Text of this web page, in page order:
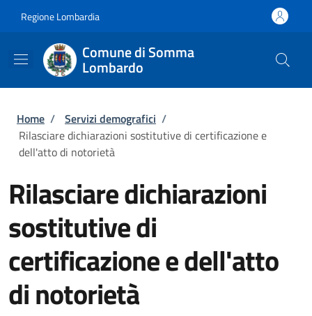
Regione Lombardia
Comune di Somma
Lombardo
Briciole di pane
Home / Servizi demografici /
Rilasciare dichiarazioni sostitutive di certificazione e
dell'atto di notorietà
Rilasciare dichiarazioni
sostitutive di
certificazione e dell'atto
di notorietà